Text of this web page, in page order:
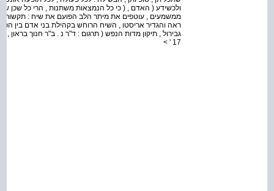
ולכשידע ( האדם , ( כי כל הנמצאות משתנות , הרי כל שכן
ממשמעים , עוטפים את מיתר הלב הפועם את שיח :
17 ' >